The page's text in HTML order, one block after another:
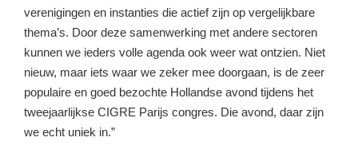
verenigingen en instanties die actief zijn op vergelijkbare
thema’s. Door deze samenwerking met andere sectoren
kunnen we ieders volle agenda ook weer wat ontzien. Niet
nieuw, maar iets waar we zeker mee doorgaan, is de zeer
populaire en goed bezochte Hollandse avond tijdens het
tweejaarlijkse CIGRE Parijs congres. Die avond, daar zijn
we echt uniek in.”